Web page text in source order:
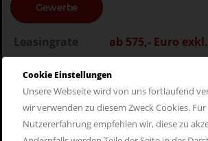
Gewerbe
Leasingrate ab 575,- Euro
Listenpreis
ab 66.218,- Euro exkl.
Leistung
340 PS (250 kW)
Cookie Einstellungen
Unsere Webseite wird von uns fortlaufend
wir verwenden zu diesem Zweck Cookies.
Nutzererfahrung empfehlen wir, diese zu